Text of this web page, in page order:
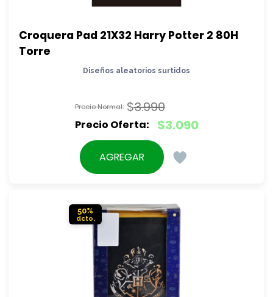
Croquera Pad 21X32 Harry Potter 2 80H
Torre
Diseños aleatorios surtidos
$3.990
El
precio
original
$3.090
El
precio
actual
AGREGAR
50%